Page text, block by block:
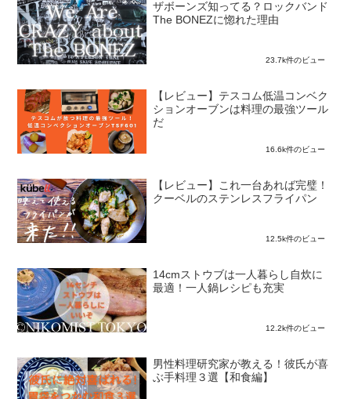
ザボーンズ知ってる？ロックバンド
The BONEZに惚れた理由
23.7k件のビュー
【レビュー】テスコム低温コンベク
ションオーブンは料理の最強ツール
だ
16.6k件のビュー
【レビュー】これ一台あれば完璧！
クーベルのステンレスフライパン
12.5k件のビュー
14cmストウブは一人暮らし自炊に
最適！一人鍋レシピも充実
12.2k件のビュー
男性料理研究家が教える！彼氏が喜
ぶ手料理３選【和食編】